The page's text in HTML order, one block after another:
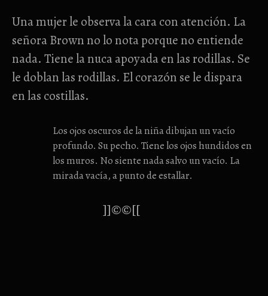
Una mujer le observa la cara con atención. La
señora Brown no lo nota porque no entiende
nada. Tiene la nuca apoyada en las rodillas. Se
le doblan las rodillas. El corazón se le dispara
en las costillas.
Los ojos oscuros de la niña dibujan un vacío
profundo. Su pecho. Tiene los ojos hundidos en
los muros. No siente nada salvo un vacío. La
mirada vacía, a punto de estallar.
]]©©[[